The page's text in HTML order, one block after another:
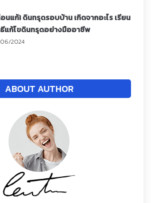
นแก้! ดินทรุดรอบบ้าน เกิดจากอะไร เรียน
แก้ไขดินทรุดอย่างมืออาชีพ
2024
ABOUT AUTHOR